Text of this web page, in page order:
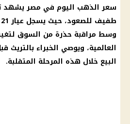
سعر الذهب اليوم في مصر يشهد
وسط مراقبة حذرة من السوق
العالمية، ويوصي الخبراء بالتريث
البيع خلال هذه المرحلة المتقلبة.